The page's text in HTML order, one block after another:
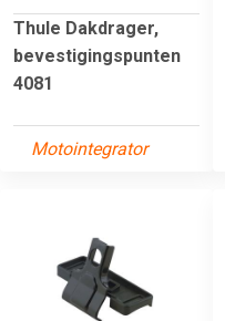
Thule Dakdrager,
bevestigingspunten
4081
Motointegrator